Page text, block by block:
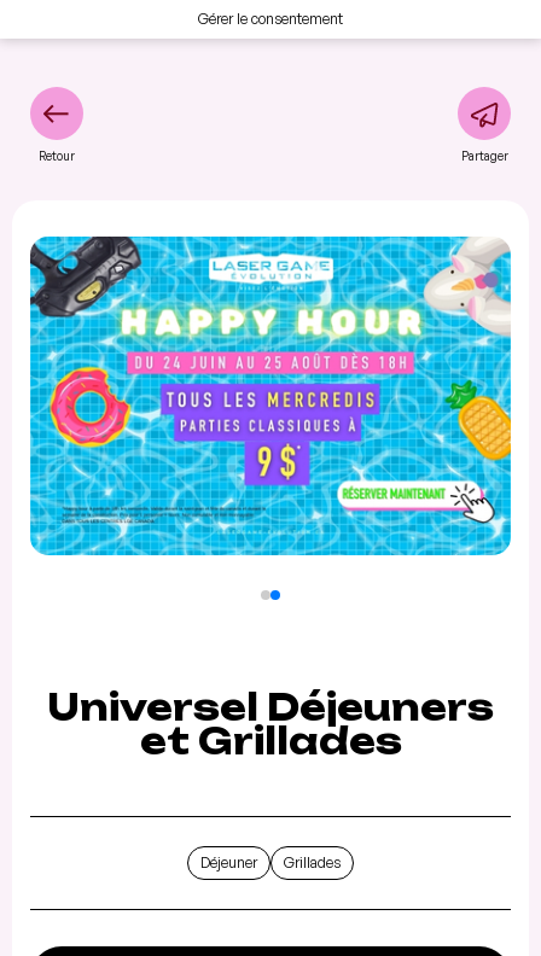
Gérer le consentement
Retour Partager
Universel Déjeuners
et Grillades
Déjeuner Grillades